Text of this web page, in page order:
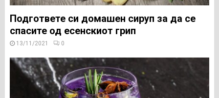
Подгответе си домашен сируп за да се
спасите од есенскиот грип
13/11/2021 0